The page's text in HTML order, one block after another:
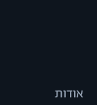
אודות